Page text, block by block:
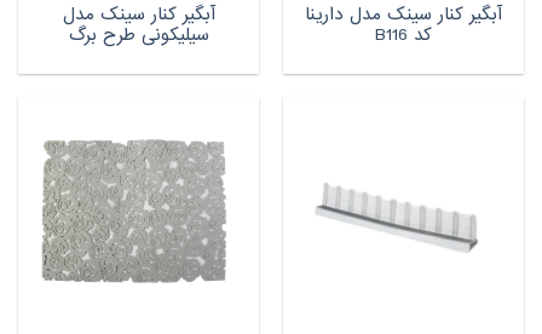
آبگیر کنار سینک مدل دارینا
کد B116
آبگیر کنار سینک مدل
سیلیکونی طرح برگ